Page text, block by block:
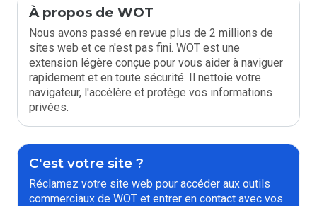
À propos de WOT
Nous avons passé en revue plus de 2 millions de
sites web et ce n'est pas fini. WOT est une
extension légère conçue pour vous aider à naviguer
rapidement et en toute sécurité. Il nettoie votre
navigateur, l'accélère et protège vos informations
privées.
C'est votre site ?
Réclamez votre site web pour accéder aux outils
commerciaux de WOT et entrer en contact avec vos